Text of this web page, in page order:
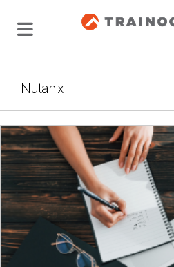
Nutanix